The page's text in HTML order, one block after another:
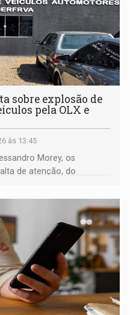
sobre explosão de
pela OLX e
às 13:45
Morey, os
de atenção, do